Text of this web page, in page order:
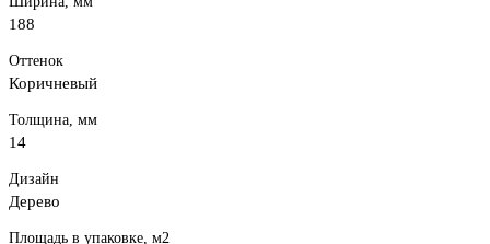
188
Оттенок
Коричневый
Толщина, мм
14
Дизайн
Дерево
Площадь в упаковке, м2